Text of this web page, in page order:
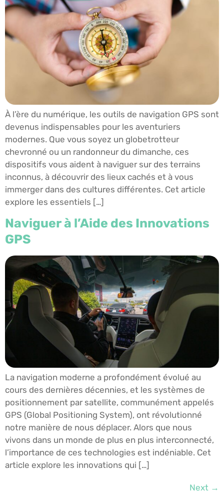
À l’ère du numérique, les outils de navigation GPS sont
devenus indispensables pour les aventuriers
modernes. Que vous soyez un globetrotteur
chevronné ou un randonneur du dimanche, ces
dispositifs vous aident à naviguer sur des terrains
inconnus, à découvrir des lieux cachés et à vous
immerger dans des cultures différentes. Cet article
explore les essentiels […]
Naviguer à l’Aide des Innovations
GPS
La navigation moderne a profondément évolué au
cours des dernières décennies, et les systèmes de
positionnement par satellite, communément appelés
GPS (Global Positioning System), ont révolutionné
notre manière de nous déplacer. Alors que nous
vivons dans un monde de plus en plus interconnecté,
l’importance de ces technologies est indéniable. Cet
article explore les innovations qui […]
Next →